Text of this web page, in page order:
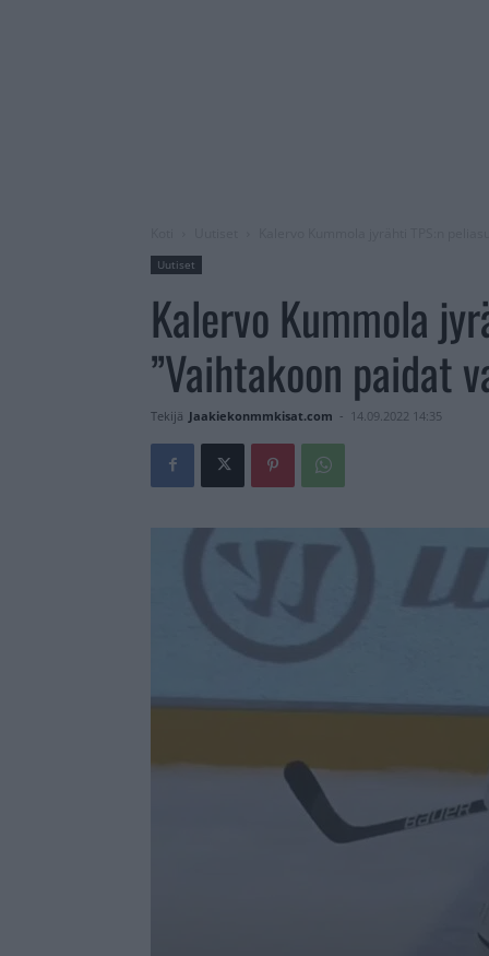
Uutiset
Kalervo Kummola
”Vaihtakoon paidat
Tekijä Jaakiekonmmkisat.com - 14.09.2022 14:35